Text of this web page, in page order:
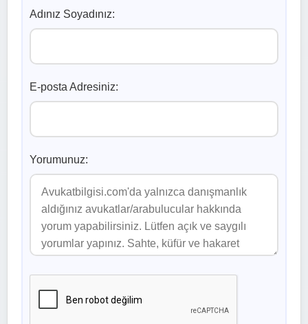
Adınız Soyadınız:
E-posta Adresiniz:
Yorumunuz: